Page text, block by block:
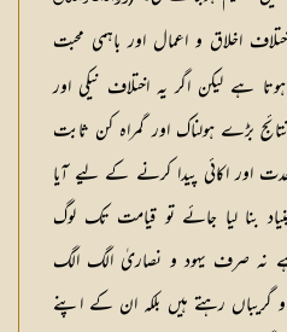
اخلاق و اعمال اور باہمی محبت
ہے لیکن اگر یہ اختلاف نیکی اور
بڑے ہولناک اور گمراہ کن ثابت
اور اکائی پیدا کرنے کے لیے آیا
بنا لیا جائے تو قیامت تک لوگ
نہ صرف یہود و نصاریٰ الگ الگ
رہتے ہیں بلکہ ان کے اپنے